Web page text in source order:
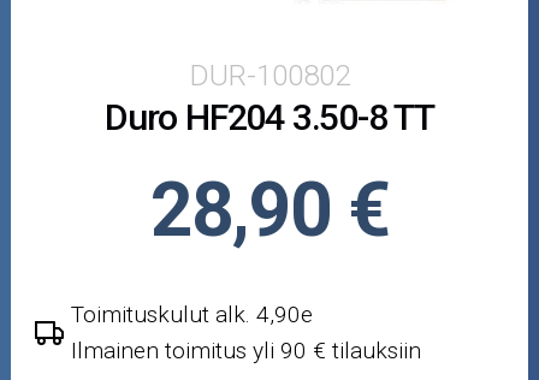
Öljyt ja kemikaalit
Outlet-tuotteet
DUR-100802
Duro HF204 3.50-8 TT
28,90 €
Toimituskulut alk. 4,90e
Ilmainen toimitus yli 90 € tilauksiin